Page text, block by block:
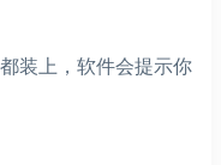
装上，软件会提示你